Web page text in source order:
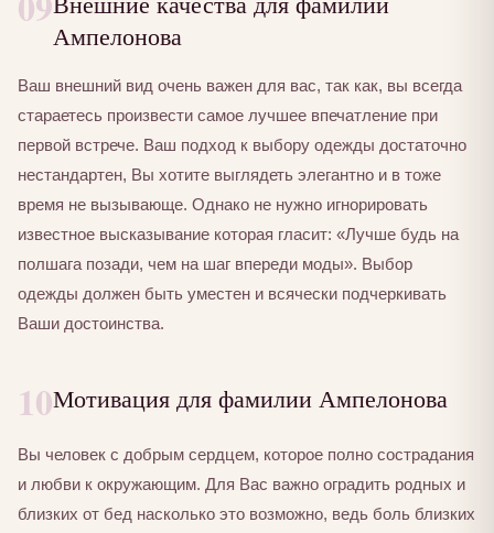
Ампелонова
Ваш внешний вид очень важен для вас, так как, вы всегда
стараетесь произвести самое лучшее впечатление при
первой встрече. Ваш подход к выбору одежды достаточно
нестандартен, Вы хотите выглядеть элегантно и в тоже
время не вызывающе. Однако не нужно игнорировать
известное высказывание которая гласит: «Лучше будь на
полшага позади, чем на шаг впереди моды». Выбор
одежды должен быть уместен и всячески подчеркивать
Ваши достоинства.
10Мотивация для фамилии Ампелонова
Вы человек с добрым сердцем, которое полно сострадания
и любви к окружающим. Для Вас важно оградить родных и
близких от бед насколько это возможно, ведь боль близких